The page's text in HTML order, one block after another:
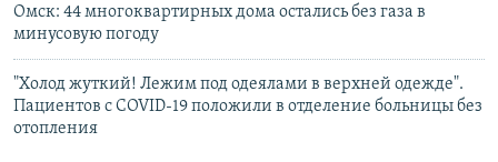
Омск: 44 многоквартирных дома остались без газа в
минусовую погоду
"Холод жуткий! Лежим под одеялами в верхней одежде".
Пациентов с COVID-19 положили в отделение больницы без
отопления